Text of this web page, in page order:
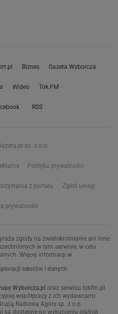
Biznes Gazeta Wyborcza
Wideo Tok.FM
RSS
sp. z o.o.
Polityka prywatności
z portalu Zgłoś uwagi
prywatności
zgody na zwielokrotnianie ani inne
w tym serwisie, w celu
Więcej informacji w
tekstów i danych
Wyborcza.pl oraz serwisu tokfm.pl
współpracy z ich wydawcami:
Radiową Agory sp. z o.o.
są dostępne po wykupieniu płatnej